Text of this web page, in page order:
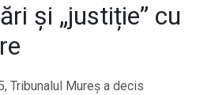
și „justiție” cu
Tribunalul Mureș a decis